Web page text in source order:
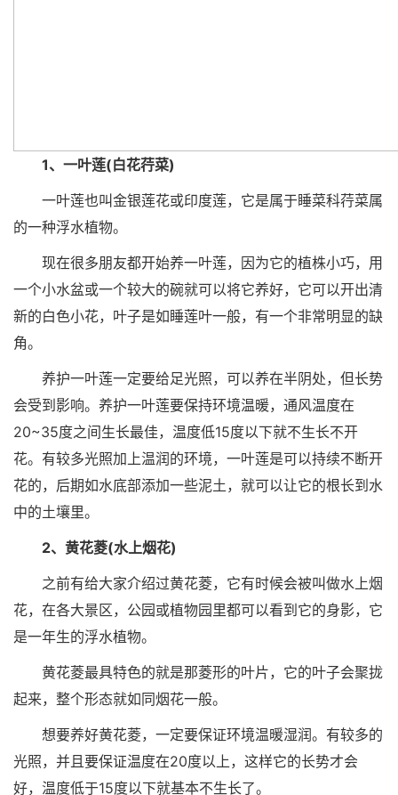
1、一叶莲(白花荇菜)
一叶莲也叫金银莲花或印度莲，它是属于睡菜科荇菜属
的一种浮水植物。
现在很多朋友都开始养一叶莲，因为它的植株小巧，用
一个小水盆或一个较大的碗就可以将它养好，它可以开出清
新的白色小花，叶子是如睡莲叶一般，有一个非常明显的缺
角。
养护一叶莲一定要给足光照，可以养在半阴处，但长势
会受到影响。养护一叶莲要保持环境温暖，通风温度在
20~35度之间生长最佳，温度低15度以下就不生长不开
花。有较多光照加上温润的环境，一叶莲是可以持续不断开
花的，后期如水底部添加一些泥土，就可以让它的根长到水
中的土壤里。
2、黄花菱(水上烟花)
之前有给大家介绍过黄花菱，它有时候会被叫做水上烟
花，在各大景区，公园或植物园里都可以看到它的身影，它
是一年生的浮水植物。
黄花菱最具特色的就是那菱形的叶片，它的叶子会聚拢
起来，整个形态就如同烟花一般。
想要养好黄花菱，一定要保证环境温暖湿润。有较多的
光照，并且要保证温度在20度以上，这样它的长势才会
好，温度低于15度以下就基本不生长了。